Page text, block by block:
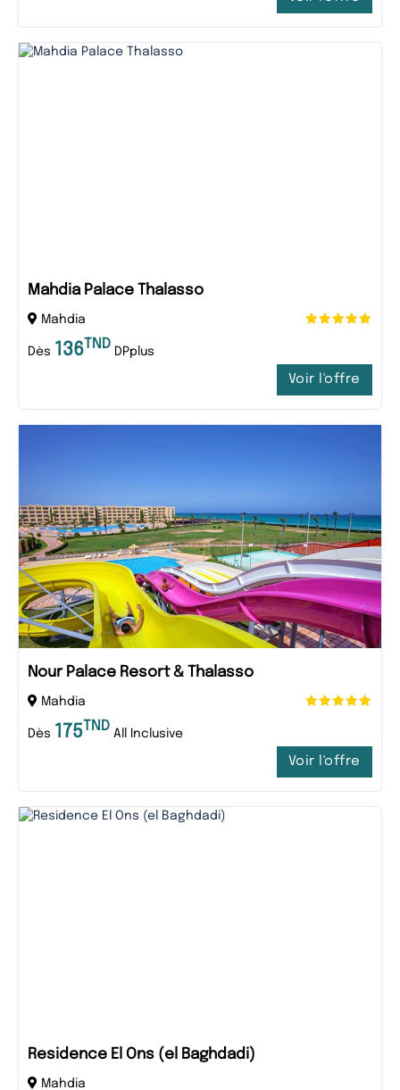
Mahdia Palace Thalasso
Mahdia
Dès 136 TND DPplus
Voir l'offre
Nour Palace Resort & Thalasso
Mahdia
Dès 175 TND All Inclusive
Voir l'offre
Residence El Ons (el Baghdadi)
Mahdia